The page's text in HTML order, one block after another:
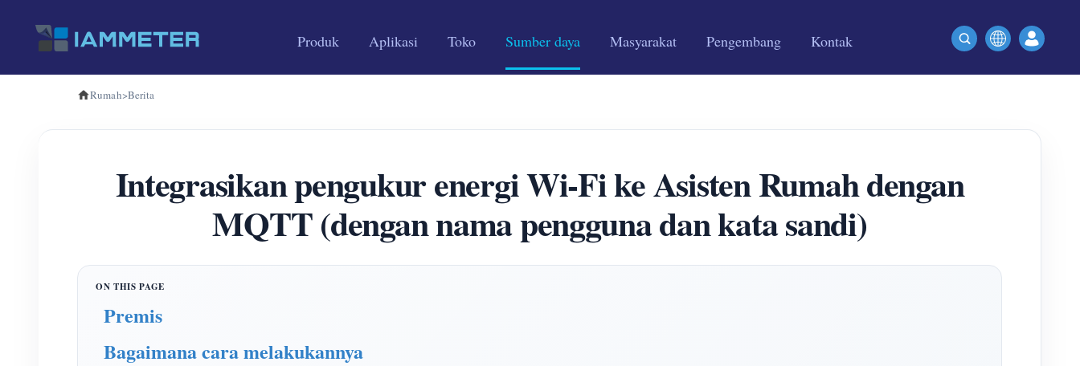
Produk Aplikasi Toko Sumber daya Masyarakat Pengembang Kontak
Rumah>Berita
Integrasikan pengukur energi Wi-Fi ke Asisten Rumah dengan
MQTT (dengan nama pengguna dan kata sandi)
Premis
Bagaimana cara melakukannya